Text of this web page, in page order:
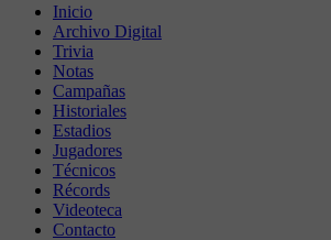
Inicio
Archivo Digital
Trivia
Notas
Campañas
Historiales
Estadios
Jugadores
Técnicos
Récords
Videoteca
Contacto